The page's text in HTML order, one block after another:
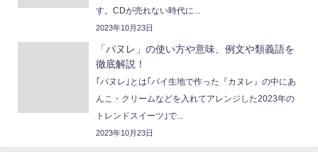
す。CDが売れない時代に...
2023年10月23日
「パヌレ」の使い方や意味、例文や類義語を
徹底解説！
｢パヌレ｣とは｢パイ生地で作った『カヌレ』の中にあ
んこ・クリームなどを入れてアレンジした2023年の
トレンドスイーツ｣で...
2023年10月23日